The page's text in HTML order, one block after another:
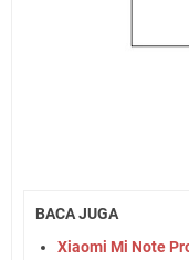
BACA JUGA
Xiaomi Mi Note